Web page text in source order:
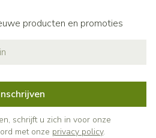
producten en promoties
schrijft u zich in voor onze
met onze privacy policy.